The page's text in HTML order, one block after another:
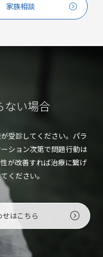
家族相談
ない場合
受診してください。パラ
ション次第で問題行動は
が改善すれば治療に繋げ
ください。
はこちら